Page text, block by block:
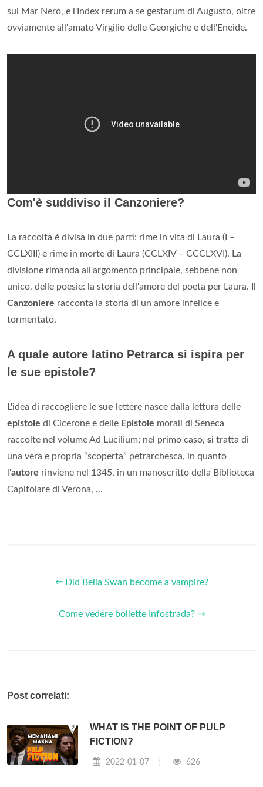
sul Mar Nero, e l'Index rerum a se gestarum di Augusto, oltre
ovviamente all'amato Virgilio delle Georgiche e dell'Eneide.
Com'è suddiviso il Canzoniere?
La raccolta è divisa in due parti: rime in vita di Laura (I –
CCLXIII) e rime in morte di Laura (CCLXIV – CCCLXVI). La
divisione rimanda all'argomento principale, sebbene non
unico, delle poesie: la storia dell'amore del poeta per Laura. Il
Canzoniere racconta la storia di un amore infelice e
tormentato.
A quale autore latino Petrarca si ispira per
le sue epistole?
L'idea di raccogliere le sue lettere nasce dalla lettura delle
epistole di Cicerone e delle Epistole morali di Seneca
raccolte nel volume Ad Lucilium; nel primo caso, si tratta di
una vera e propria “scoperta” petrarchesca, in quanto
l'autore rinviene nel 1345, in un manoscritto della Biblioteca
Capitolare di Verona, ...
⇐ Did Bella Swan become a vampire?
Come vedere bollette Infostrada? ⇒
Post correlati:
WHAT IS THE POINT OF PULP
FICTION?
2022-01-07 626